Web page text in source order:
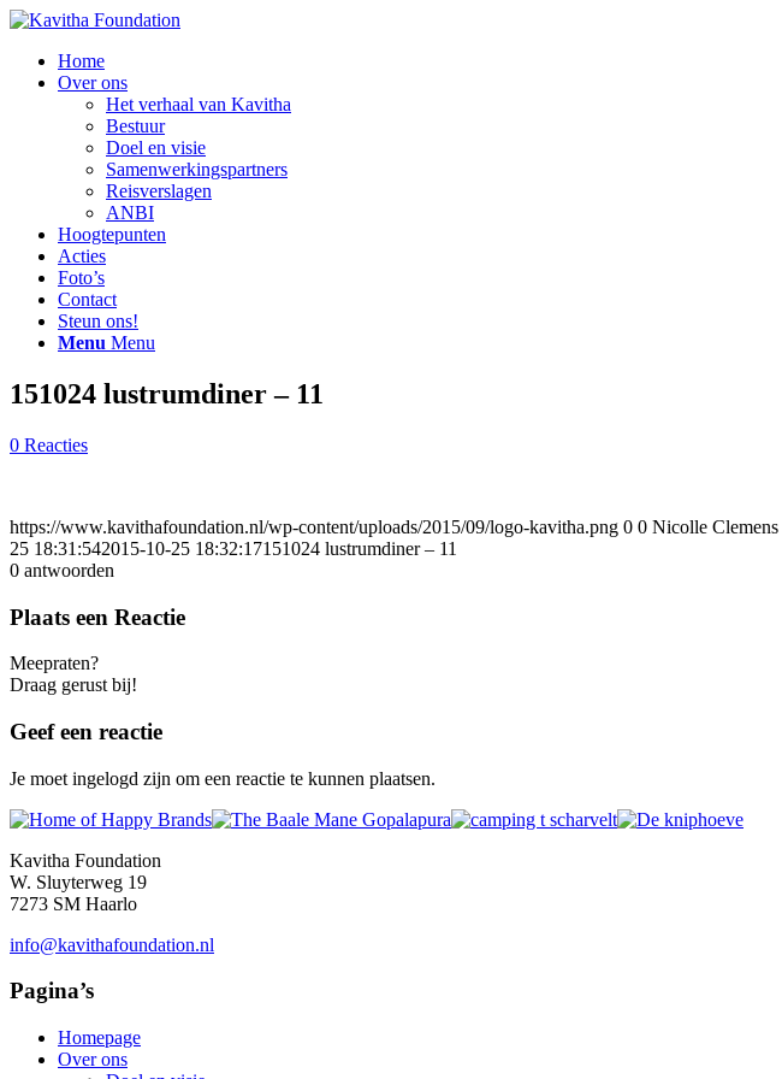
Home
Over ons
Het verhaal van Kavitha
Bestuur
Doel en visie
Samenwerkingspartners
Reisverslagen
ANBI
Hoogtepunten
Acties
Foto’s
Contact
Steun ons!
Menu Menu
151024 lustrumdiner – 11
0 Reacties
https://www.kavithafoundation.nl/wp-content/uploads/2015/09/logo-kavitha.png 0 0 Nicolle Clemens
25 18:31:542015-10-25 18:32:17151024 lustrumdiner – 11
0 antwoorden
Plaats een Reactie
Meepraten?
Draag gerust bij!
Geef een reactie
Je moet ingelogd zijn om een reactie te kunnen plaatsen.
Kavitha Foundation
W. Sluyterweg 19
7273 SM Haarlo
info@kavithafoundation.nl
Pagina’s
Homepage
Over ons